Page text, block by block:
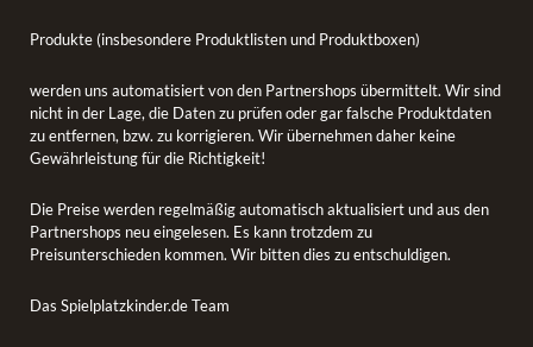
Produkte (insbesondere Produktlisten und Produktboxen)
werden uns automatisiert von den Partnershops übermittelt. Wir sind
nicht in der Lage, die Daten zu prüfen oder gar falsche Produktdaten
zu entfernen, bzw. zu korrigieren. Wir übernehmen daher keine
Gewährleistung für die Richtigkeit!
Die Preise werden regelmäßig automatisch aktualisiert und aus den
Partnershops neu eingelesen. Es kann trotzdem zu
Preisunterschieden kommen. Wir bitten dies zu entschuldigen.
Das Spielplatzkinder.de Team